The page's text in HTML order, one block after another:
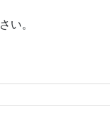
い。